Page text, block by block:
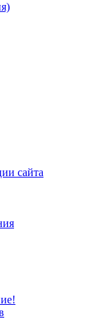
сайта